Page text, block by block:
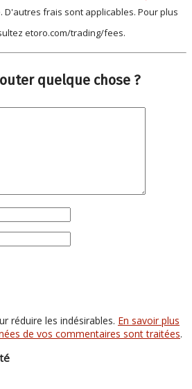
D'autres frais sont applicables. Pour plus
etoro.com/trading/fees.
quelque chose ?
réduire les indésirables. En savoir plus
de vos commentaires sont traitées.